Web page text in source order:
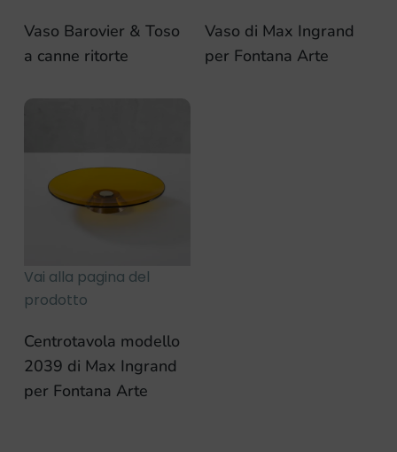
Vaso Barovier & Toso
a canne ritorte
Vaso di Max Ingrand
per Fontana Arte
Vai alla pagina del
prodotto
Centrotavola modello
2039 di Max Ingrand
per Fontana Arte